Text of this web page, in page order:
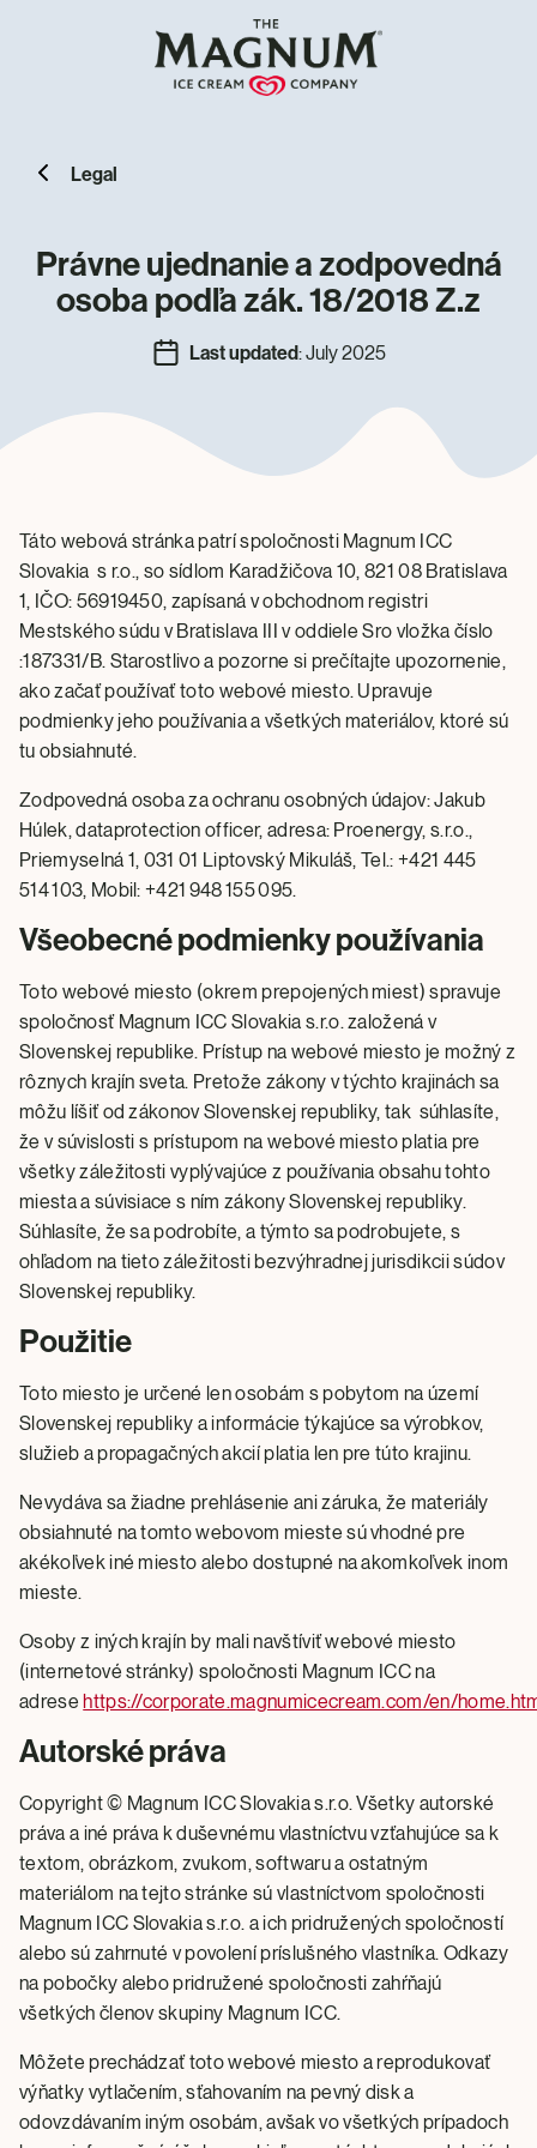
Legal
Právne ujednanie a zodpovedná
osoba podľa zák. 18/2018 Z.z
Last updated: July 2025
Táto webová stránka patrí spoločnosti Magnum ICC
Slovakia s r.o., so sídlom Karadžičova 10, 821 08 Bratislava
1, IČO: 56919450, zapísaná v obchodnom registri
Mestského súdu v Bratislava III v oddiele Sro vložka číslo
:187331/B. Starostlivo a pozorne si prečítajte upozornenie,
ako začať používať toto webové miesto. Upravuje
podmienky jeho používania a všetkých materiálov, ktoré sú
tu obsiahnuté.
Zodpovedná osoba za ochranu osobných údajov: Jakub
Húlek, dataprotection officer, adresa: Proenergy, s.r.o.,
Priemyselná 1, 031 01 Liptovský Mikuláš, Tel.: +421 445
514 103, Mobil: +421 948 155 095.
Všeobecné podmienky používania
Toto webové miesto (okrem prepojených miest) spravuje
spoločnosť Magnum ICC Slovakia s.r.o. založená v
Slovenskej republike. Prístup na webové miesto je možný z
rôznych krajín sveta. Pretože zákony v týchto krajinách sa
môžu líšiť od zákonov Slovenskej republiky, tak súhlasíte,
že v súvislosti s prístupom na webové miesto platia pre
všetky záležitosti vyplývajúce z používania obsahu tohto
miesta a súvisiace s ním zákony Slovenskej republiky.
Súhlasíte, že sa podrobíte, a týmto sa podrobujete, s
ohľadom na tieto záležitosti bezvýhradnej jurisdikcii súdov
Slovenskej republiky.
Použitie
Toto miesto je určené len osobám s pobytom na území
Slovenskej republiky a informácie týkajúce sa výrobkov,
služieb a propagačných akcií platia len pre túto krajinu.
Nevydáva sa žiadne prehlásenie ani záruka, že materiály
obsiahnuté na tomto webovom mieste sú vhodné pre
akékoľvek iné miesto alebo dostupné na akomkoľvek inom
mieste.
Osoby z iných krajín by mali navštíviť webové miesto
(internetové stránky) spoločnosti Magnum ICC na
adrese https://corporate.magnumicecream.com/en/
Autorské práva
Copyright © Magnum ICC Slovakia s.r.o. Všetky autorské
práva a iné práva k duševnému vlastníctvu vzťahujúce sa k
textom, obrázkom, zvukom, softwaru a ostatným
materiálom na tejto stránke sú vlastníctvom spoločnosti
Magnum ICC Slovakia s.r.o. a ich pridružených spoločností
alebo sú zahrnuté v povolení príslušného vlastníka. Odkazy
na pobočky alebo pridružené spoločnosti zahŕňajú
všetkých členov skupiny Magnum ICC.
Môžete prechádzať toto webové miesto a reprodukovať
výňatky vytlačením, sťahovaním na pevný disk a
odovzdávaním iným osobám, avšak vo všetkých prípadoch